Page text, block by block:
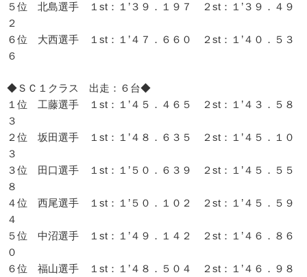
５位 北島選手 １st：１’３９．１９７ ２st：１’３９．４９
２
６位 大西選手 １st：１’４７．６６０ ２st：１’４０．５３
６
◆ＳＣ１クラス 出走：６台◆
１位 工藤選手 １st：１’４５．４６５ ２st：１’４３．５８
３
２位 坂田選手 １st：１’４８．６３５ ２st：１’４５．１０
３
３位 田口選手 １st：１’５０．６３９ ２st：１’４５．５５
８
４位 西尾選手 １st：１’５０．１０２ ２st：１’４５．５９
４
５位 中沼選手 １st：１’４９．１４２ ２st：１’４６．８６
０
６位 福山選手 １st：１’４８．５０４ ２st：１’４６．９８